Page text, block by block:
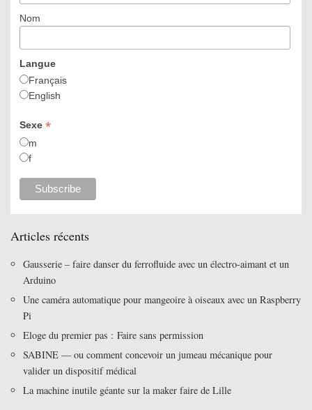
Nom
Langue
Français
English
Sexe *
m
f
Articles récents
Gausserie – faire danser du ferrofluide avec un électro-aimant et un
Arduino
Une caméra automatique pour mangeoire à oiseaux avec un Raspberry
Pi
Eloge du premier pas : Faire sans permission
SABINE — ou comment concevoir un jumeau mécanique pour
valider un dispositif médical
La machine inutile géante sur la maker faire de Lille